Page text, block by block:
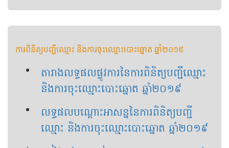
ការពិនិត្យបញ្ជីឈ្មោះ និងការចុះឈ្មោះបោះឆ្នោត ឆ្នាំ២០១៩
តារាងលទ្ធផល​ផ្លូវការ​នៃ​ការពិនិត្យបញ្ជីឈ្មោះ​
និង​ការចុះឈ្មោះបោះឆ្នោត​ ឆ្នាំ​២០១៩
លទ្ធផលបណ្ដោះអាសន្ន​នៃ​ការពិនិត្យ​បញ្ជី​
ឈ្មោះ និង​ការចុះឈ្មោះបោះឆ្នោត ឆ្នាំ​២០១៩